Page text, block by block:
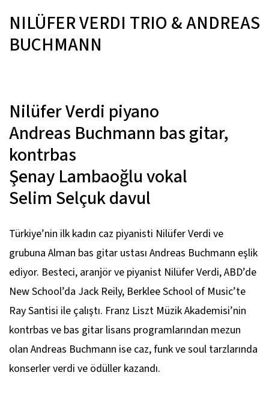
NILÜFER VERDI TRIO & ANDREAS
BUCHMANN
Nilüfer Verdi piyano
Andreas Buchmann bas gitar,
kontrbas
Şenay Lambaoğluvokal
Selim Selçukdavul
Türkiye’nin ilk kadın caz piyanisti Nilüfer Verdi ve
grubuna Alman bas gitar ustası Andreas Buchmann eşlik
ediyor. Besteci, aranjör ve piyanist Nilüfer Verdi, ABD’de
New School’da Jack Reily, Berklee School of Music’te
Ray Santisi ile çalıştı. Franz Liszt Müzik Akademisi’nin
kontrbas ve bas gitar lisans programlarından mezun
olan Andreas Buchmann ise caz, funk ve soul tarzlarında
konserler verdi ve ödüller kazandı.